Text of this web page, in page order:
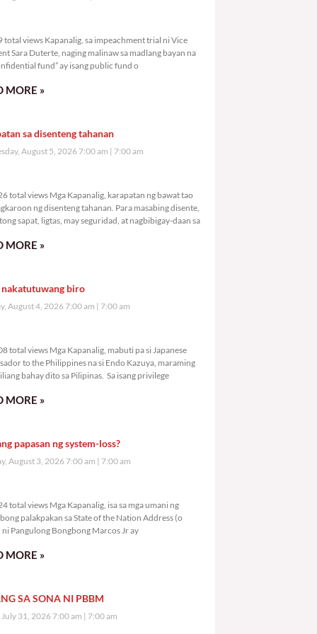
views Kapanalig, sa impeachment trial ni Vice
Sara Duterte, naging malinaw sa madlang bayan na
fund” ay isang public fund o
MORE »
sa disenteng tahanan
August 5, 2026 7:00 am 7:00 am
total views Mga Kapanalig, karapatan ng bawat tao
ng disenteng tahanan. Para masabing disente,
sapat, ligtas, may seguridad, at nagbibigay-daan sa
MORE »
biro
August 4, 2026 7:00 am 7:00 am
total views Mga Kapanalig, mabuti pa si Japanese
to the Philippines na si Endo Kazuya, maraming
bahay dito sa Pilipinas. Sa isang privilege
MORE »
papasan ng system-loss?
August 3, 2026 7:00 am 7:00 am
total views Mga Kapanalig, isa sa mga umani ng
palakpakan sa State of the Nation Address (o
ni Pangulong Bongbong Marcos Jr ay
MORE »
SA SONA NI PBBM
31, 2026 7:00 am 7:00 am